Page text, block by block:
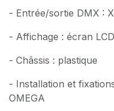
- Entrée/sortie DMX :
- Affichage : écran
- Châssis : plastique
- Installation et
OMEGA